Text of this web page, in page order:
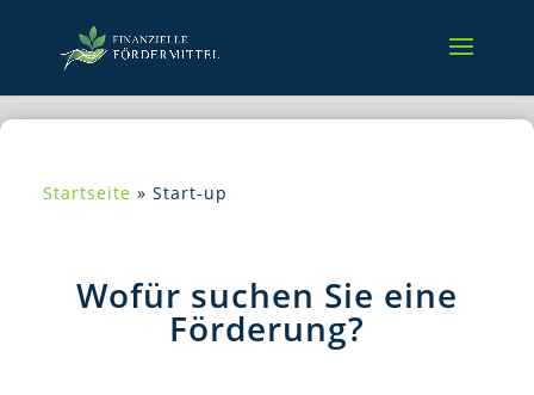
Startseite » Start-up
Wofür suchen Sie eine
Förderung?